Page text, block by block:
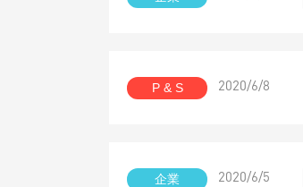
P & S 2020/6/8
企業 2020/6/5